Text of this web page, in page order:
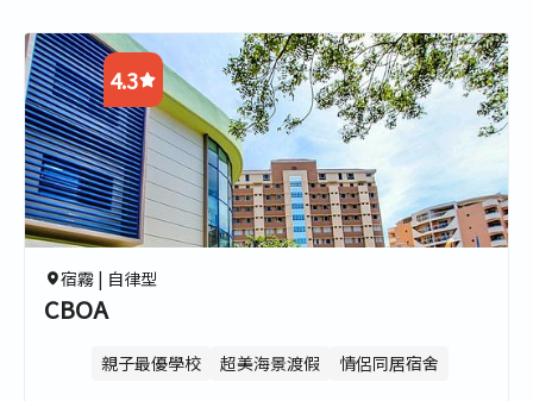
4.3
4.5
4.2
3.8
4.5
宿霧 | 自律型
CBOA
親子最優學校 超美海景渡假 情侶同居宿舍